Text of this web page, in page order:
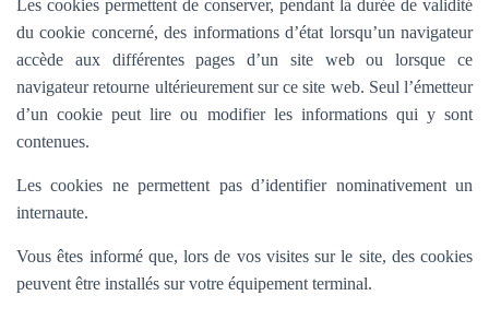
Les cookies permettent de conserver, pendant la durée de validité
du cookie concerné, des informations d’état lorsqu’un navigateur
accède aux différentes pages d’un site web ou lorsque ce
navigateur retourne ultérieurement sur ce site web. Seul l’émetteur
d’un cookie peut lire ou modifier les informations qui y sont
contenues.
Les cookies ne permettent pas d’identifier nominativement un
internaute.
Vous êtes informé que, lors de vos visites sur le site, des cookies
peuvent être installés sur votre équipement terminal.